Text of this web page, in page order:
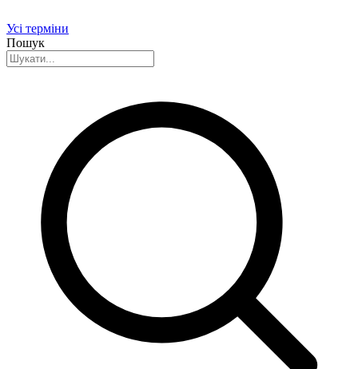
Усі терміни
Пошук